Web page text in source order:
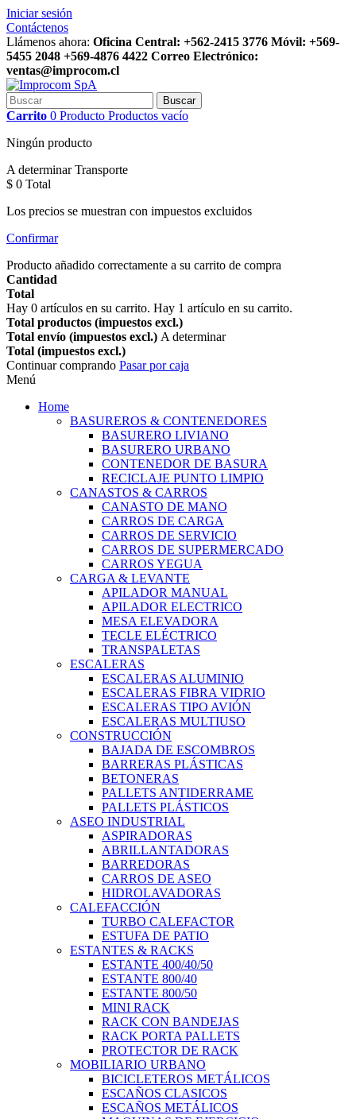
Iniciar sesión
Contáctenos
Llámenos ahora: Oficina Central: +562-2415 3776 Móvil: +569-
5455 2048 +569-4876 4422 Correo Electrónico:
ventas@improcom.cl
Buscar
Carrito 0 Producto Productos vacío
Ningún producto
A determinarTransporte
$ 0 Total
Los precios se muestran con impuestos excluidos
Confirmar
Producto añadido correctamente a su carrito de compra
Cantidad
Total
Hay 0 artículos en su carrito. Hay 1 artículo en su carrito.
Total productos (impuestos excl.)
Total envío (impuestos excl.) A determinar
Total (impuestos excl.)
Continuar comprando Pasar por caja
Menú
Home
BASUREROS & CONTENEDORES
BASURERO LIVIANO
BASURERO URBANO
CONTENEDOR DE BASURA
RECICLAJE PUNTO LIMPIO
CANASTOS & CARROS
CANASTO DE MANO
CARROS DE CARGA
CARROS DE SERVICIO
CARROS DE SUPERMERCADO
CARROS YEGUA
CARGA & LEVANTE
APILADOR MANUAL
APILADOR ELECTRICO
MESA ELEVADORA
TECLE ELÉCTRICO
TRANSPALETAS
ESCALERAS
ESCALERAS ALUMINIO
ESCALERAS FIBRA VIDRIO
ESCALERAS TIPO AVIÓN
ESCALERAS MULTIUSO
CONSTRUCCIÓN
BAJADA DE ESCOMBROS
BARRERAS PLÁSTICAS
BETONERAS
PALLETS ANTIDERRAME
PALLETS PLÁSTICOS
ASEO INDUSTRIAL
ASPIRADORAS
ABRILLANTADORAS
BARREDORAS
CARROS DE ASEO
HIDROLAVADORAS
CALEFACCIÓN
TURBO CALEFACTOR
ESTUFA DE PATIO
ESTANTES & RACKS
ESTANTE 400/40/50
ESTANTE 800/40
ESTANTE 800/50
MINI RACK
RACK CON BANDEJAS
RACK PORTA PALLETS
PROTECTOR DE RACK
MOBILIARIO URBANO
BICICLETEROS METÁLICOS
ESCAÑOS CLASICOS
ESCAÑOS METÁLICOS